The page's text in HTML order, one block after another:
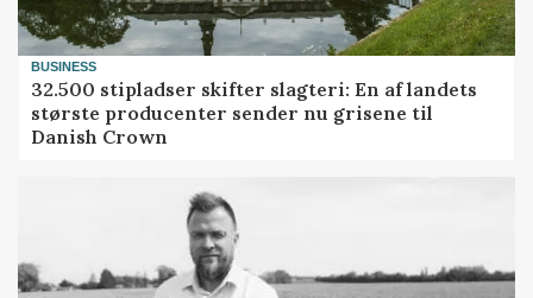
BUSINESS
32.500 stipladser skifter slagteri: En af landets
største producenter sender nu grisene til
Danish Crown